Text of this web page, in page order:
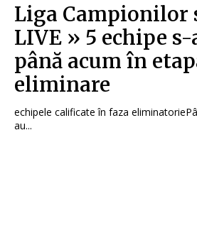
Liga Campionilor
LIVE » 5 echipe
până acum în
eliminare
echipele calificate în faza
au...